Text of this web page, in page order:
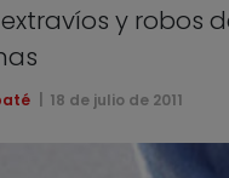
y robos
18 de julio de 2011